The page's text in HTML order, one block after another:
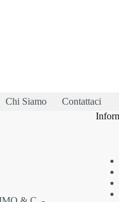
Chi Siamo Contattaci